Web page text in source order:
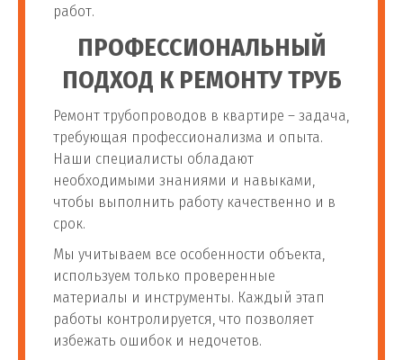
работ.
ПРОФЕССИОНАЛЬНЫЙ
ПОДХОД К РЕМОНТУ ТРУБ
Ремонт трубопроводов в квартире – задача,
требующая профессионализма и опыта.
Наши специалисты обладают
необходимыми знаниями и навыками,
чтобы выполнить работу качественно и в
срок.
Мы учитываем все особенности объекта,
используем только проверенные
материалы и инструменты. Каждый этап
работы контролируется, что позволяет
избежать ошибок и недочетов.